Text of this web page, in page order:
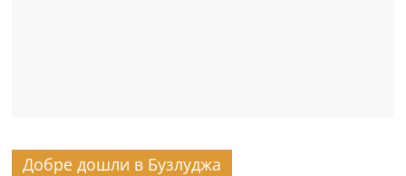
Добре дошли в Бузлуджа